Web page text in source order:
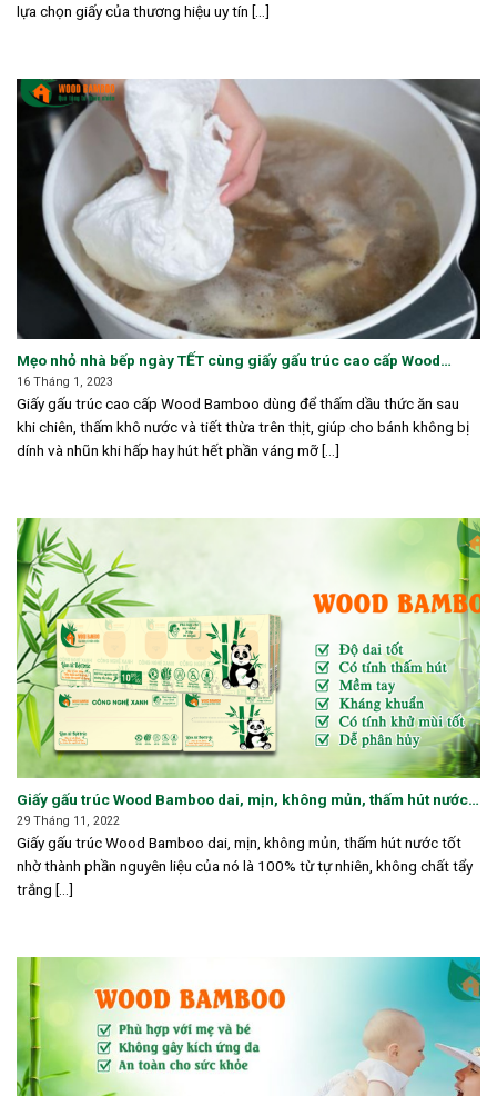
lựa chọn giấy của thương hiệu uy tín [...]
Mẹo nhỏ nhà bếp ngày TẾT cùng giấy gấu trúc cao cấp Wood
Bamboo
16 Tháng 1, 2023
Giấy gấu trúc cao cấp Wood Bamboo dùng để thấm dầu thức ăn sau
khi chiên, thấm khô nước và tiết thừa trên thịt, giúp cho bánh không bị
dính và nhũn khi hấp hay hút hết phần váng mỡ [...]
Giấy gấu trúc Wood Bamboo dai, mịn, không mủn, thấm hút nước
tốt
29 Tháng 11, 2022
Giấy gấu trúc Wood Bamboo dai, mịn, không mủn, thấm hút nước tốt
nhờ thành phần nguyên liệu của nó là 100% từ tự nhiên, không chất tẩy
trắng [...]